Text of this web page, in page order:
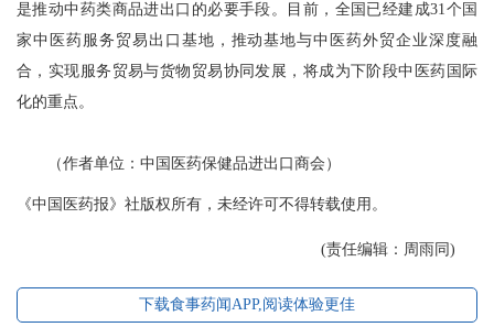
是推动中药类商品进出口的必要手段。目前，全国已经建成31个国
家中医药服务贸易出口基地，推动基地与中医药外贸企业深度融
合，实现服务贸易与货物贸易协同发展，将成为下阶段中医药国际
化的重点。
（作者单位：中国医药保健品进出口商会）
《中国医药报》社版权所有，未经许可不得转载使用。
(责任编辑：周雨同)
下载食事药闻APP,阅读体验更佳